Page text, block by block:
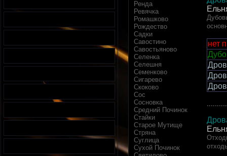
Ренда
Ревячка
Ромашково
Рождество
Садки
Савостино
Савостьяново
Селенка
Селешня
Семенково
Сигарево
Скоково
Сос
Сосновка
Средний Починок
Стайки
Старое Мутище
Стряна
Суглица
Сухой Починок
нет